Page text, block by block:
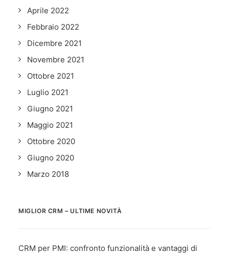
Aprile 2022
Febbraio 2022
Dicembre 2021
Novembre 2021
Ottobre 2021
Luglio 2021
Giugno 2021
Maggio 2021
Ottobre 2020
Giugno 2020
Marzo 2018
MIGLIOR CRM – ULTIME NOVITÀ
CRM per PMI: confronto funzionalità e vantaggi di